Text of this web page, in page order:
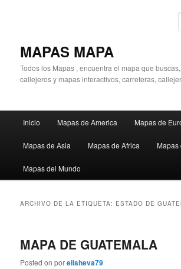
MAPAS MAPA
Todos los Mapas , encuentra el mapa que
callejeros y mapas interactivos, carreteras,
principal
Inicio Mapas de America Mapas de
Mapas de Asia Mapas de Africa Mapas
Mapas del Mundo
ARCHIVO DE LA ETIQUETA: ESTADO DE
MAPA DE GUATEMALA
Posted onporelisheva79